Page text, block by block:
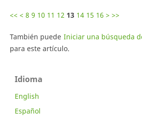
<< < 8 9 10 11 12 13 14 15 16 > >>
También puede Iniciar una búsqueda
para este artículo.
Idioma
English
Español